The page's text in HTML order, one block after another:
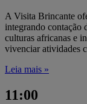
A Visita Brincante
integrando contação
culturas africanas e
vivenciar atividades
Leia mais »
11:00